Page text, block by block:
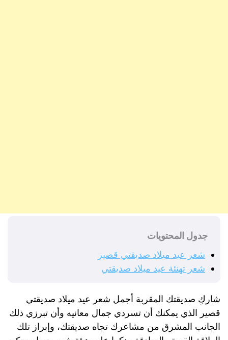
جدول المحتويات
شعر عيد ميلاد صديقتي قصير
شعر تهنئة عيد ميلاد صديقتي
شاركِ صديقتك المقربة أجمل شعر عيد ميلاد صديقتي
قصير الذي يمكنك أن تسردي جمال معانيه وأن تبرزي ذلك
الجانب المشرق من مشاعرك تجاه صديقتك، وإبراز تلك